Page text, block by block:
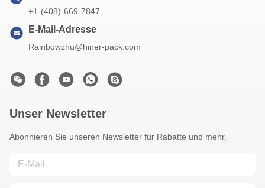
+1-(408)-669-7847
E-Mail-Adresse
Rainbowzhu@hiner-pack.com
Unser Newsletter
Abonnieren Sie unseren Newsletter für Rabatte und mehr.